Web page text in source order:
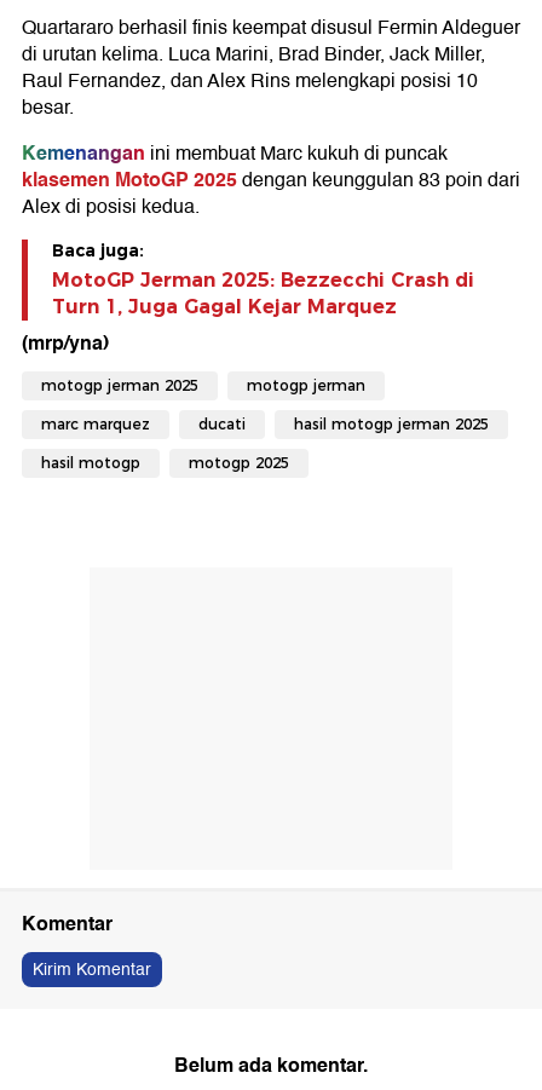
Quartararo berhasil finis keempat disusul Fermin Aldeguer
di urutan kelima. Luca Marini, Brad Binder, Jack Miller,
Raul Fernandez, dan Alex Rins melengkapi posisi 10
besar.
Kemenangan ini membuat Marc kukuh di puncak
klasemen MotoGP 2025dengan keunggulan 83 poin dari
Alex di posisi kedua.
Baca juga:
MotoGP Jerman 2025: Bezzecchi Crash di
Turn 1, Juga Gagal Kejar Marquez
(mrp/yna)
motogp jerman 2025 motogp jerman
marc marquez ducati hasil motogp jerman 2025
hasil motogp motogp 2025
Komentar
Kirim Komentar
Belum ada komentar.